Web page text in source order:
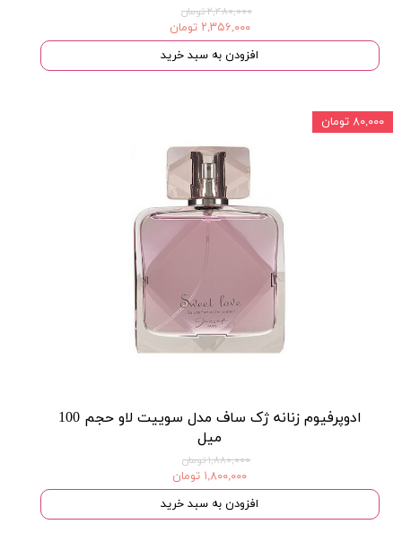
۲,۴۸۰,۰۰۰ تومان
۲,۳۵۶,۰۰۰ تومان
افزودن به سبد خرید
ادوپرفیوم زنانه ژک ساف مدل سوییت لاو حجم 100
میل
۱,۸۸۰,۰۰۰ تومان
۱,۸۰۰,۰۰۰ تومان
افزودن به سبد خرید
۸۰,۰۰۰ تومان